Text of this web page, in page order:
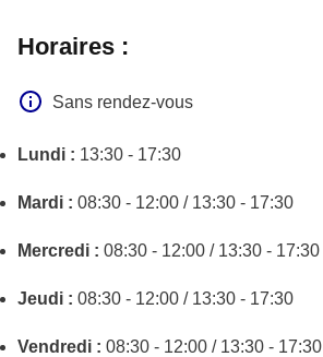
Horaires :
Sans rendez-vous
Lundi : 13:30 - 17:30
Mardi : 08:30 - 12:00 / 13:30 - 17:30
Mercredi : 08:30 - 12:00 / 13:30 - 17:30
Jeudi : 08:30 - 12:00 / 13:30 - 17:30
Vendredi : 08:30 - 12:00 / 13:30 - 17:30